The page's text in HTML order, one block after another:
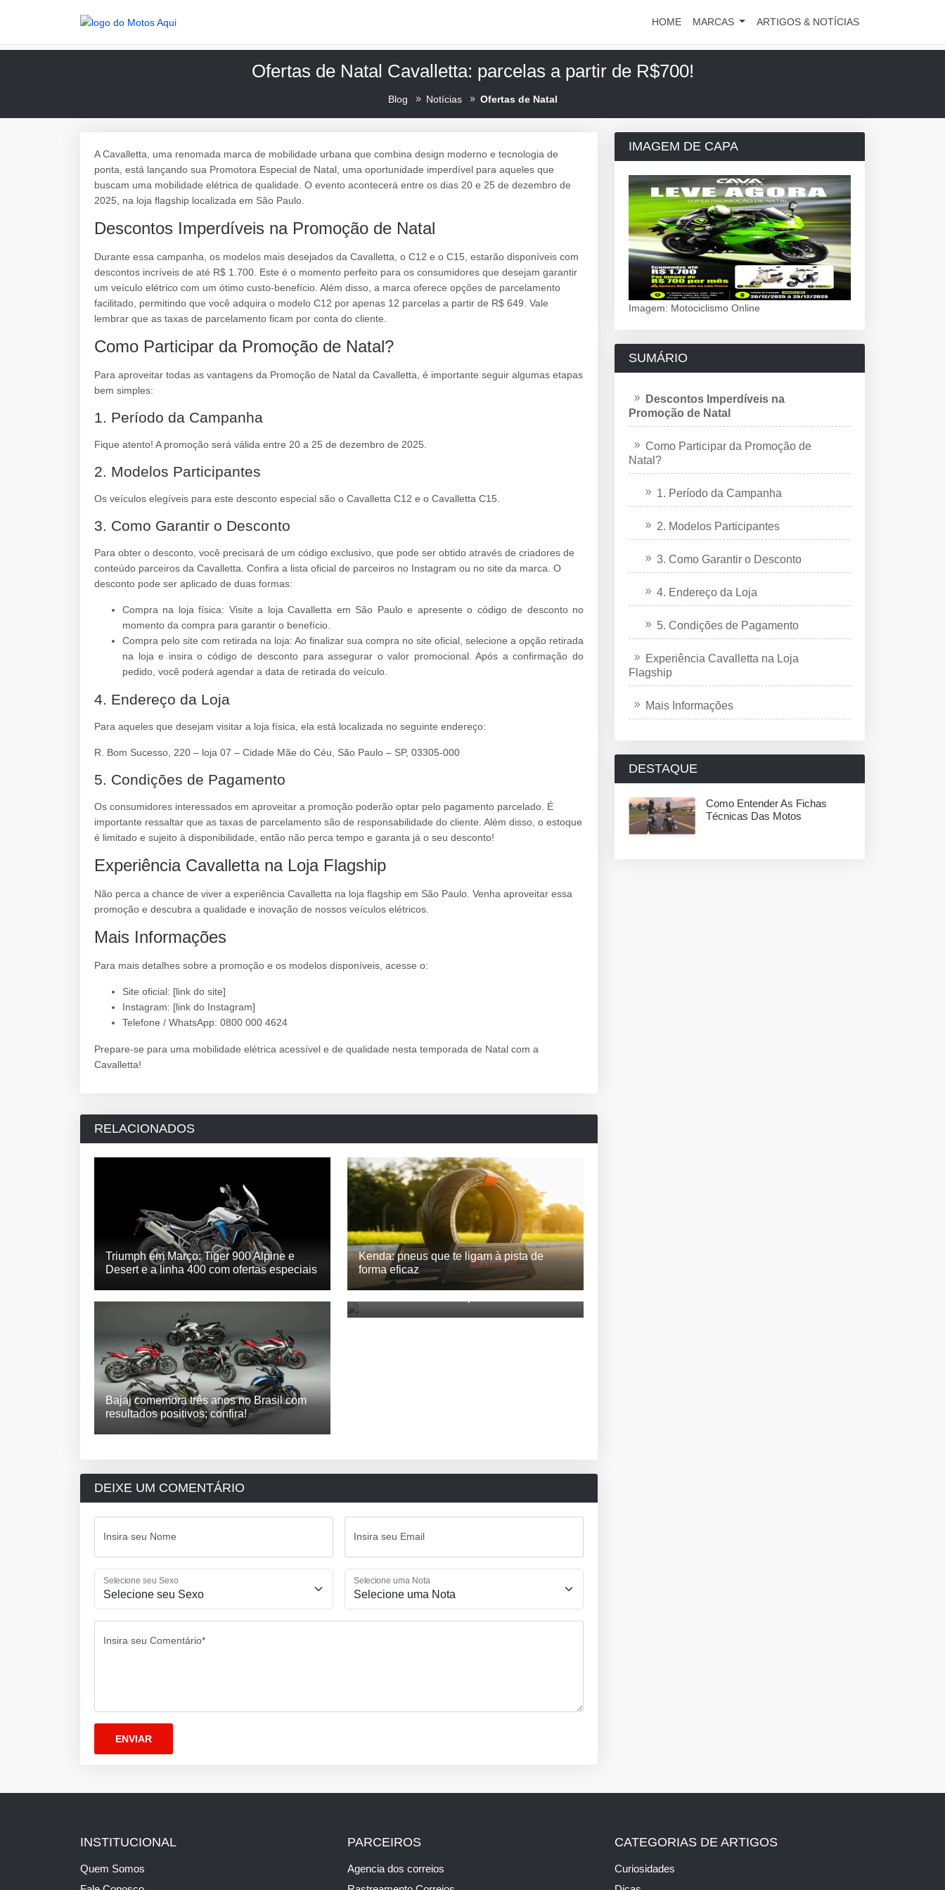
HOME MARCAS ARTIGOS & NOTÍCIAS
Ofertas de Natal Cavalletta: parcelas a partir de R$700!
Blog Notícias Ofertas de Natal
A Cavalletta, uma renomada marca de mobilidade urbana que combina design moderno e tecnologia de
ponta, está lançando sua Promotora Especial de Natal, uma oportunidade imperdível para aqueles que
buscam uma mobilidade elétrica de qualidade. O evento acontecerá entre os dias 20 e 25 de dezembro de
2025, na loja flagship localizada em São Paulo.
Descontos Imperdíveis na Promoção de Natal
Durante essa campanha, os modelos mais desejados da Cavalletta, o C12 e o C15, estarão disponíveis com
descontos incríveis de até R$ 1.700. Este é o momento perfeito para os consumidores que desejam garantir
um veículo elétrico com um ótimo custo-benefício. Além disso, a marca oferece opções de parcelamento
facilitado, permitindo que você adquira o modelo C12 por apenas 12 parcelas a partir de R$ 649. Vale
lembrar que as taxas de parcelamento ficam por conta do cliente.
Como Participar da Promoção de Natal?
Para aproveitar todas as vantagens da Promoção de Natal da Cavalletta, é importante seguir algumas etapas
bem simples:
1. Período da Campanha
Fique atento! A promoção será válida entre 20 a 25 de dezembro de 2025.
2. Modelos Participantes
Os veículos elegíveis para este desconto especial são o Cavalletta C12 e o Cavalletta C15.
3. Como Garantir o Desconto
Para obter o desconto, você precisará de um código exclusivo, que pode ser obtido através de criadores de
conteúdo parceiros da Cavalletta. Confira a lista oficial de parceiros no Instagram ou no site da marca. O
desconto pode ser aplicado de duas formas:
Compra na loja física: Visite a loja Cavalletta em São Paulo e apresente o código de desconto no
momento da compra para garantir o benefício.
Compra pelo site com retirada na loja: Ao finalizar sua compra no site oficial, selecione a opção retirada
na loja e insira o código de desconto para assegurar o valor promocional. Após a confirmação do
pedido, você poderá agendar a data de retirada do veículo.
4. Endereço da Loja
Para aqueles que desejam visitar a loja física, ela está localizada no seguinte endereço:
R. Bom Sucesso, 220 – loja 07 – Cidade Mãe do Céu, São Paulo – SP, 03305-000
5. Condições de Pagamento
Os consumidores interessados em aproveitar a promoção poderão optar pelo pagamento parcelado. É
importante ressaltar que as taxas de parcelamento são de responsabilidade do cliente. Além disso, o estoque
é limitado e sujeito à disponibilidade, então não perca tempo e garanta já o seu desconto!
Experiência Cavalletta na Loja Flagship
Não perca a chance de viver a experiência Cavalletta na loja flagship em São Paulo. Venha aproveitar essa
promoção e descubra a qualidade e inovação de nossos veículos elétricos.
Mais Informações
Para mais detalhes sobre a promoção e os modelos disponíveis, acesse o:
Site oficial: [link do site]
Instagram: [link do Instagram]
Telefone / WhatsApp: 0800 000 4624
Prepare-se para uma mobilidade elétrica acessível e de qualidade nesta temporada de Natal com a
Cavalletta!
RELACIONADOS
Triumph em Março: Tiger 900 Alpine e
Desert e a linha 400 com ofertas especiais
Kenda: pneus que te ligam à pista de
forma eficaz
Bajaj comemora três anos no Brasil com
resultados positivos; confira!
DEIXE UM COMENTÁRIO
Insira seu Nome Insira seu Email
Selecione seu Sexo Selecione uma Nota
Insira seu Comentário*
IMAGEM DE CAPA
Imagem: Motociclismo Online
SUMÁRIO
Descontos Imperdíveis na
Promoção de Natal
Como Participar da Promoção de
Natal?
1. Período da Campanha
2. Modelos Participantes
3. Como Garantir o Desconto
4. Endereço da Loja
5. Condições de Pagamento
Experiência Cavalletta na Loja
Flagship
Mais Informações
DESTAQUE
Como Entender As Fichas
Técnicas Das Motos
INSTITUCIONAL
Quem Somos
PARCEIROS
Agencia dos correios
CATEGORIAS DE ARTIGOS
Curiosidades